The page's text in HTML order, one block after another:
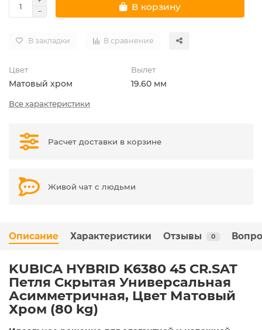
В корзину
В закладки В сравнение
Цвет
Матовый хром
Вылет
19.60 мм
Все характеристики
Расчет доставки в корзине
Живой чат с людьми
Описание Характеристики Отзывы 0
KUBICA HYBRID K6380 45 CR.SAT
Петля Скрытая Универсальная
Асимметричная, Цвет Матовый
Хром (80 kg)